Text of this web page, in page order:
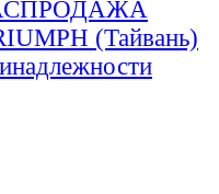
(Тайвань)